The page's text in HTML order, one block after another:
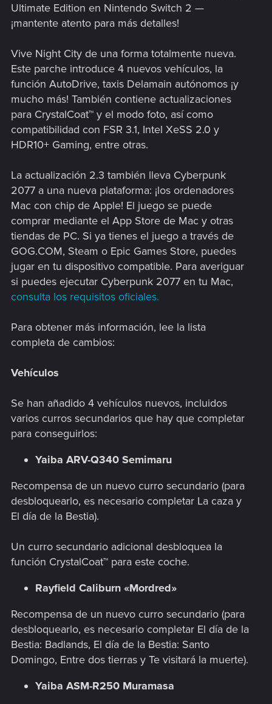
Ultimate Edition en Nintendo Switch 2 —
¡mantente atento para más detalles!
Vive Night City de una forma totalmente nueva.
Este parche introduce 4 nuevos vehículos, la
función AutoDrive, taxis Delamain autónomos ¡y
mucho más! También contiene actualizaciones
para CrystalCoat™ y el modo foto, así como
compatibilidad con FSR 3.1, Intel XeSS 2.0 y
HDR10+ Gaming, entre otras.
La actualización 2.3 también lleva Cyberpunk
2077 a una nueva plataforma: ¡los ordenadores
Mac con chip de Apple! El juego se puede
comprar mediante el App Store de Mac y otras
tiendas de PC. Si ya tienes el juego a través de
GOG.COM, Steam o Epic Games Store, puedes
jugar en tu dispositivo compatible. Para averiguar
si puedes ejecutar Cyberpunk 2077 en tu Mac,
consulta los requisitos oficiales.
Para obtener más información, lee la lista
completa de cambios:
Vehículos
Se han añadido 4 vehículos nuevos, incluidos
varios curros secundarios que hay que completar
para conseguirlos:
Yaiba ARV-Q340 Semimaru
Recompensa de un nuevo curro secundario (para
desbloquearlo, es necesario completar La caza y
El día de la Bestia).
Un curro secundario adicional desbloquea la
función CrystalCoat™ para este coche.
Rayfield Caliburn «Mordred»
Recompensa de un nuevo curro secundario (para
desbloquearlo, es necesario completar El día de la
Bestia: Badlands, El día de la Bestia: Santo
Domingo, Entre dos tierras y Te visitará la muerte).
Yaiba ASM-R250 Muramasa